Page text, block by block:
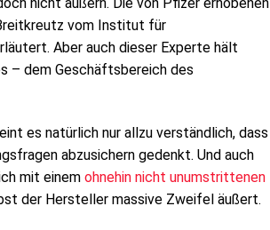
vom Institut für
Aber auch dieser Experte hält
– dem Geschäftsbereich des
es natürlich nur allzu verständlich, dass
abzusichern gedenkt. Und auch
mit einem ohnehin nicht unumstrittenen
der Hersteller massive Zweifel äußert.